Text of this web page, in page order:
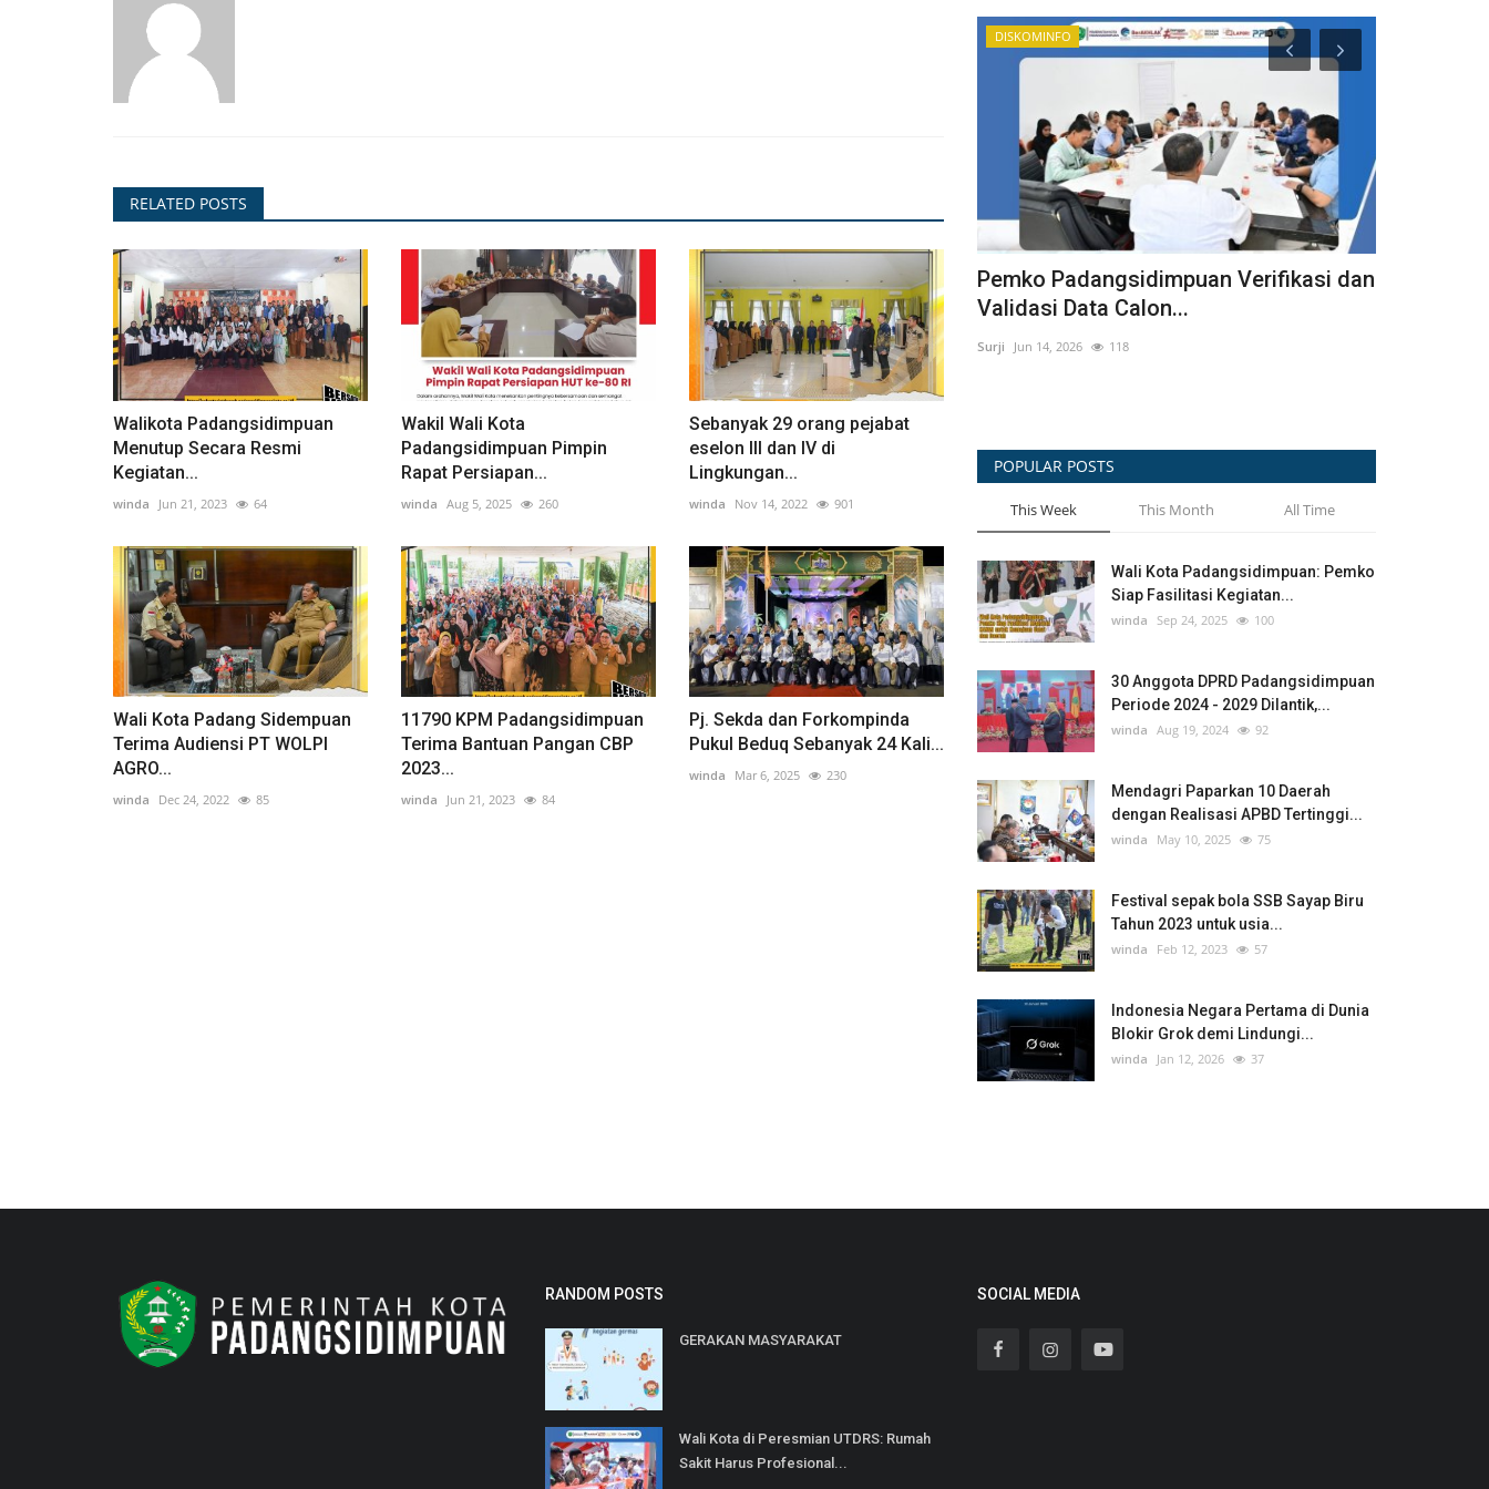
RELATED POSTS
Walikota Padangsidimpuan
Menutup Secara Resmi
Kegiatan...
winda Jun 21, 2023 64
Wakil Wali Kota
Padangsidimpuan Pimpin
Rapat Persiapan...
winda Aug 5, 2025 260
Sebanyak 29 orang pejabat
eselon III dan IV di
Lingkungan...
winda Nov 14, 2022 901
Wali Kota Padang Sidempuan
Terima Audiensi PT WOLPI
AGRO...
winda Dec 24, 2022 85
11790 KPM Padangsidimpuan
Terima Bantuan Pangan CBP
2023...
winda Jun 21, 2023 84
Pj. Sekda dan Forkompinda
Pukul Beduq Sebanyak 24 Kali...
winda Mar 6, 2025 230
Influencer
PENGUMUMAN/HIMBAUAN
Humas Pemerintah Harus Jadi Garda
Terdepan dalam Perang...
winda Feb 27, 2025 401
Wakil Walikota Arwin Siregar Irup
Penurunan Bendera Merah...
Surji Aug 17, 2021 472
DISKOMINFO
Pemko Padangsidimpuan Verifikasi dan
Validasi Data Calon...
Surji Jun 14, 2026 118
POPULAR POSTS
This Week This Month All Time
Wali Kota Padangsidimpuan: Pemko
Siap Fasilitasi Kegiatan...
winda Sep 24, 2025 100
30 Anggota DPRD Padangsidimpuan
Periode 2024 - 2029 Dilantik,...
winda Aug 19, 2024 92
Mendagri Paparkan 10 Daerah
dengan Realisasi APBD Tertinggi...
winda May 10, 2025 75
Festival sepak bola SSB Sayap Biru
Tahun 2023 untuk usia...
winda Feb 12, 2023 57
Indonesia Negara Pertama di Dunia
Blokir Grok demi Lindungi...
winda Jan 12, 2026 37
RANDOM POSTS
GERAKAN MASYARAKAT
Wali Kota di Peresmian UTDRS: Rumah
Sakit Harus Profesional...
SOCIAL MEDIA